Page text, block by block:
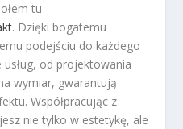
tu
. Dzięki bogatemu
podejściu do każdego
od projektowania
wymiar, gwarantują
Współpracując z
nie tylko w estetykę, ale